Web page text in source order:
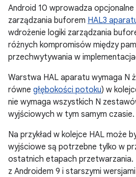
Android 10 wprowadza
zarządzania buforem HAL3
wdrożenie logiki zarządzania
różnych kompromisów między
przechwytywania w
Warstwa HAL aparatu wymaga N
równe głębokości potoku) w
nie wymaga wszystkich N
wyjściowych w tym samym czasie.
Na przykład w kolejce HAL może
wyjściowe są potrzebne tylko w
ostatnich etapach przetwarzania.
z Androidem 9 i starszymi